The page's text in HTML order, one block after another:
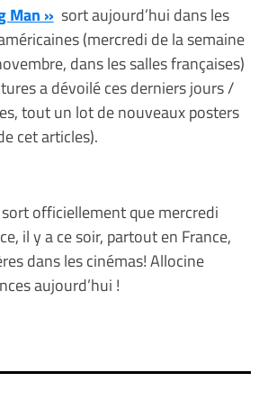
Man »sort aujourd’hui dans les
(mercredi de la semaine
dans les salles françaises)
a dévoilé ces derniers jours /
tout un lot de nouveaux posters
cet articles).
officiellement que mercredi
il y a ce soir, partout en France,
dans les cinémas! Allocine
aujourd’hui !